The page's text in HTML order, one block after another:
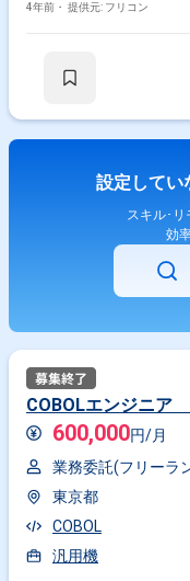
4年前・ 提供元: フリコン
設定してい
スキル･リ
効
COBOLエンジニア
600,000円/月
業務委託(フリーラ
東京都
COBOL
汎用機